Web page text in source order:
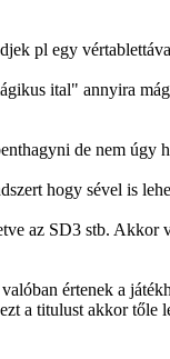
pl egy
ital" annyira
de nem
hogy sével is
az SD3 stb. Akkor
értenek a
a titulust akkor tőle